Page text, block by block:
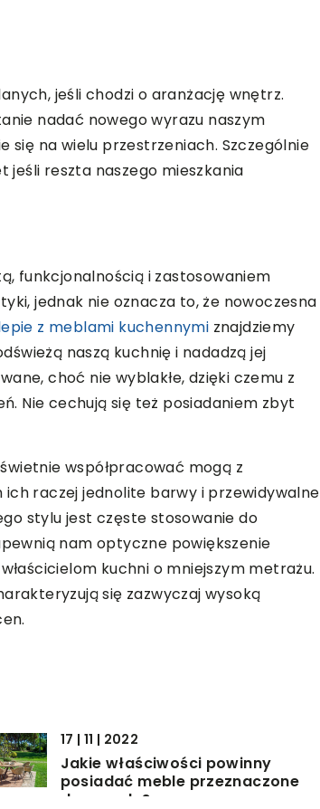
jeśli chodzi o aranżację wnętrz.
nadać nowego wyrazu naszym
się na wielu przestrzeniach. Szczególnie
jeśli reszta naszego mieszkania
funkcjonalnością i zastosowaniem
jednak nie oznacza to, że nowoczesna
z meblami kuchennymi znajdziemy
naszą kuchnię i nadadzą jej
choć nie wyblakłe, dzięki czemu z
Nie cechują się też posiadaniem zbyt
świetnie współpracować mogą z
raczej jednolite barwy i przewidywalne
stylu jest częste stosowanie do
nam optyczne powiększenie
kuchni o mniejszym metrażu.
się zazwyczaj wysoką
17 | 11 | 2022
Jakie właściwości powinny
posiadać meble przeznaczone
do ogrodu?